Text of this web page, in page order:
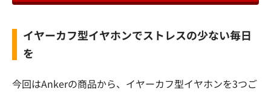
イヤーカフ型イヤホンでストレスの少ない毎日
を
今回はAnkerの商品から、イヤーカフ型イヤホンを3つご